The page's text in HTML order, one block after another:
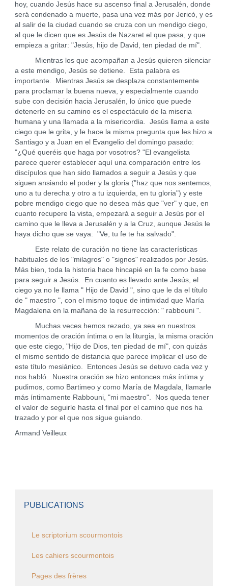
hoy, cuando Jesús hace su ascenso final a Jerusalén, donde
será condenado a muerte, pasa una vez más por Jericó, y es
al salir de la ciudad cuando se cruza con un mendigo ciego,
al que le dicen que es Jesús de Nazaret el que pasa, y que
empieza a gritar: "Jesús, hijo de David, ten piedad de mí".
Mientras los que acompañan a Jesús quieren silenciar
a este mendigo, Jesús se detiene. Esta palabra es
importante. Mientras Jesús se desplaza constantemente
para proclamar la buena nueva, y especialmente cuando
sube con decisión hacia Jerusalén, lo único que puede
detenerle en su camino es el espectáculo de la miseria
humana y una llamada a la misericordia. Jesús llama a este
ciego que le grita, y le hace la misma pregunta que les hizo a
Santiago y a Juan en el Evangelio del domingo pasado:
"¿Qué queréis que haga por vosotros? "El evangelista
parece querer establecer aquí una comparación entre los
discípulos que han sido llamados a seguir a Jesús y que
siguen ansiando el poder y la gloria ("haz que nos sentemos,
uno a tu derecha y otro a tu izquierda, en tu gloria") y este
pobre mendigo ciego que no desea más que "ver" y que, en
cuanto recupere la vista, empezará a seguir a Jesús por el
camino que le lleva a Jerusalén y a la Cruz, aunque Jesús le
haya dicho que se vaya: "Ve, tu fe te ha salvado".
Este relato de curación no tiene las características
habituales de los "milagros" o "signos" realizados por Jesús.
Más bien, toda la historia hace hincapié en la fe como base
para seguir a Jesús. En cuanto es llevado ante Jesús, el
ciego ya no le llama " Hijo de David ", sino que le da el título
de " maestro ", con el mismo toque de intimidad que María
Magdalena en la mañana de la resurrección: " rabbouni ".
Muchas veces hemos rezado, ya sea en nuestros
momentos de oración íntima o en la liturgia, la misma oración
que este ciego, "Hijo de Dios, ten piedad de mí", con quizás
el mismo sentido de distancia que parece implicar el uso de
este título mesiánico. Entonces Jesús se detuvo cada vez y
nos habló. Nuestra oración se hizo entonces más íntima y
pudimos, como Bartimeo y como María de Magdala, llamarle
más íntimamente Rabbouni, "mi maestro". Nos queda tener
el valor de seguirle hasta el final por el camino que nos ha
trazado y por el que nos sigue guiando.
Armand Veilleux
PUBLICATIONS
Le scriptorium scourmontois
Les cahiers scourmontois
Pages des frères